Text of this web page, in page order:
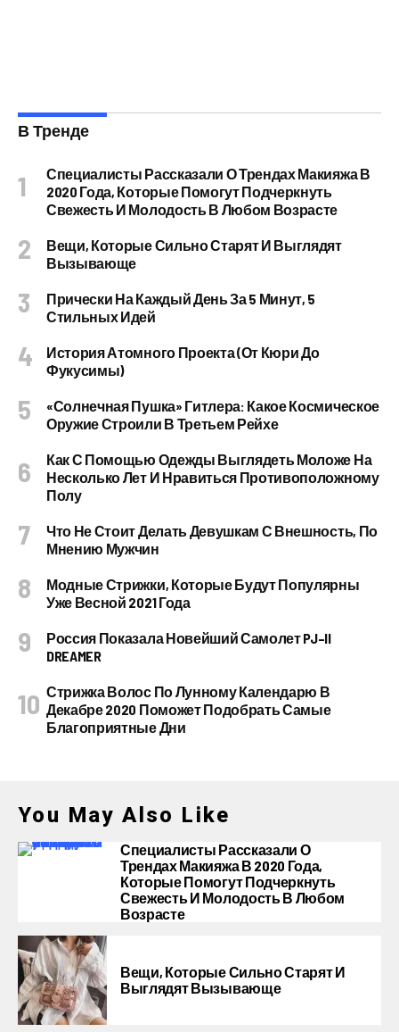
В Тренде
Специалисты Рассказали О Трендах Макияжа В
2020 Года, Которые Помогут Подчеркнуть
Свежесть И Молодость В Любом Возрасте
Вещи, Которые Сильно Старят И Выглядят
Вызывающе
Прически На Каждый День За 5 Минут, 5
Стильных Идей
История Атомного Проекта (от Кюри До
Фукусимы)
«Солнечная Пушка» Гитлера: Какое Космическое
Оружие Строили В Третьем Рейхе
Как С Помощью Одежды Выглядеть Моложе На
Несколько Лет И Нравиться Противоположному
Полу
Что Не Стоит Делать Девушкам С Внешность, По
Мнению Мужчин
Модные Стрижки, Которые Будут Популярны
Уже Весной 2021 Года
Россия Показала Новейший Самолет PJ–II
DREAMER
Стрижка Волос По Лунному Календарю В
Декабре 2020 Поможет Подобрать Самые
Благоприятные Дни
You May Also Like
Специалисты Рассказали О
Трендах Макияжа В 2020 Года,
Которые Помогут Подчеркнуть
Свежесть И Молодость В Любом
Возрасте
Вещи, Которые Сильно Старят И
Выглядят Вызывающе